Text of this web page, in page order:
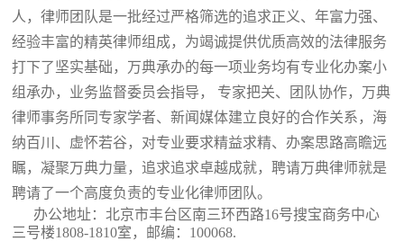
人，律师团队是一批经过严格筛选的追求正义、年富力强、
经验丰富的精英律师组成，为竭诚提供优质高效的法律服务
打下了坚实基础，万典承办的每一项业务均有专业化办案小
组承办，业务监督委员会指导， 专家把关、团队协作，万典
律师事务所同专家学者、新闻媒体建立良好的合作关系，海
纳百川、虚怀若谷，对专业要求精益求精、办案思路高瞻远
瞩，凝聚万典力量，追求追求卓越成就，聘请万典律师就是
聘请了一个高度负责的专业化律师团队。
办公地址：北京市丰台区南三环西路16号搜宝商务中心
三号楼1808-1810室 ，邮编：100068.